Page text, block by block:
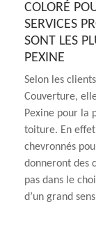
COLORÉ
SERVICES
SONT LES
PEXINE
Selon les
Couverture,
Pexine pour la
toiture. En
chevronnés
donneront des
pas dans le
d’un grand